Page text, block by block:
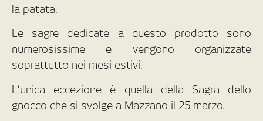
la patata.
Le sagre dedicate a questo prodotto sono
numerosissime e vengono organizzate
soprattutto nei mesi estivi.
L’unica eccezione è quella della Sagra dello
gnocco che si svolge a Mazzano il 25 marzo.